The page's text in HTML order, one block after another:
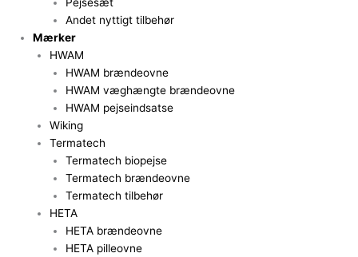
Andet nyttigt tilbehør
Mærker
HWAM
HWAM brændeovne
HWAM væghængte brændeovne
HWAM pejseindsatse
Wiking
Termatech
Termatech biopejse
Termatech brændeovne
Termatech tilbehør
HETA
HETA brændeovne
HETA pilleovne